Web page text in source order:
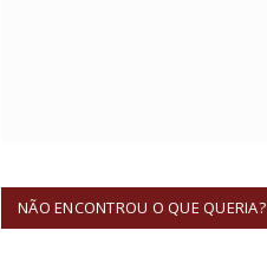
NÃO ENCONTROU O QUE QUERIA?